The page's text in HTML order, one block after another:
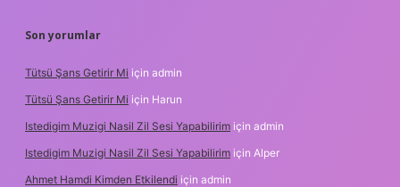
Son yorumlar
Tütsü Şans Getirir Mi için admin
Tütsü Şans Getirir Mi için Harun
Istedigim Muzigi Nasil Zil Sesi Yapabilirim için admin
Istedigim Muzigi Nasil Zil Sesi Yapabilirim için Alper
Ahmet Hamdi Kimden Etkilendi için admin